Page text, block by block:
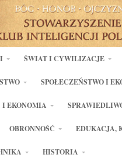
ŚWIAT I CYWILIZACJE
SPOŁECZEŃSTWO I
I EKONOMIA
OBRONNOŚĆ EDUKACJA,
HISTORIA